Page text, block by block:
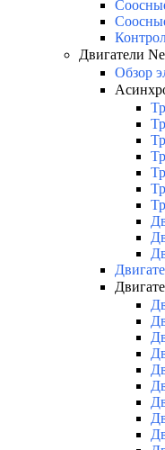
Двигатели
Обзор